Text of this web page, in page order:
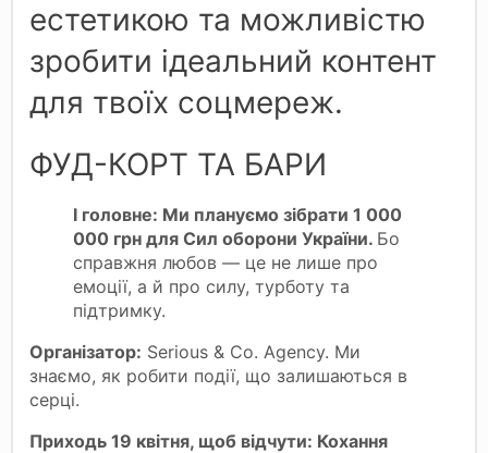
естетикою та можливістю
зробити ідеальний контент
для твоїх соцмереж.
ФУД-КОРТ ТА БАРИ
І головне: Ми плануємо зібрати 1 000
000 грн для Сил оборони України. Бо
справжня любов — це не лише про
емоції, а й про силу, турботу та
підтримку.
Організатор: Serious & Co. Agency. Ми
знаємо, як робити події, що залишаються в
серці.
Приходь 19 квітня, щоб відчути: Кохання